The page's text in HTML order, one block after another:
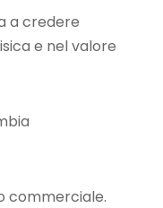
a credere
e nel valore
commerciale.